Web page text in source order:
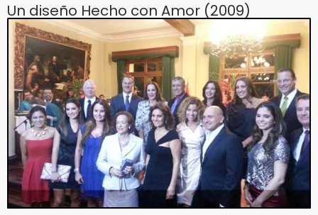
Un diseño Hecho con Amor (2009)